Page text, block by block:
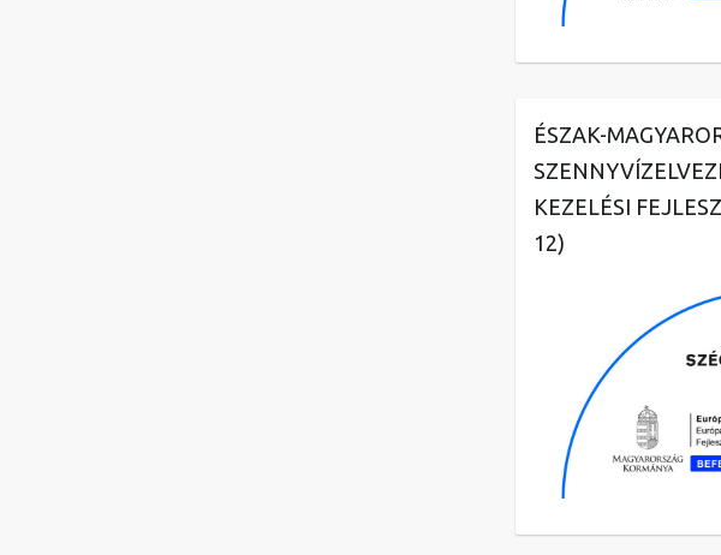
ÉSZAK-
KEZELÉSI
12)